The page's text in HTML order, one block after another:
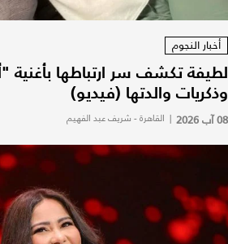
أخبار النجوم
لطيفة تكشف سر ارتباطها بأغنية
وذكريات والدتها (فيديو)
08 آب 2026 | القاهرة - شريف عبد الفهيم